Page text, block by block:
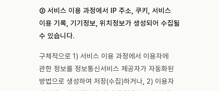
② 서비스 이용 과정에서 IP 주소, 쿠키, 서비스
이용 기록, 기기정보, 위치정보가 생성되어 수집될
수 있습니다.
구체적으로 1) 서비스 이용 과정에서 이용자에
관한 정보를 정보통신서비스 제공자가 자동화된
방법으로 생성하여 저장(수집)하거나, 2) 이용자